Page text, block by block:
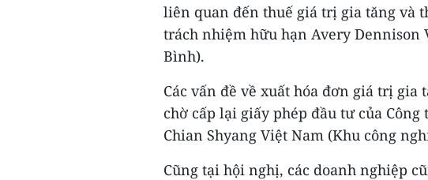
liên quan đến thuế giá trị gia tăng và
trách nhiệm hữu hạn Avery Dennison
Bình).
Các vấn đề về xuất hóa đơn giá trị
chờ cấp lại giấy phép đầu tư của
Chian Shyang Việt Nam (Khu công
Cũng tại hội nghị, các doanh nghiệp